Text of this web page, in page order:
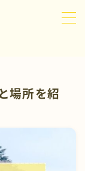
場所を紹